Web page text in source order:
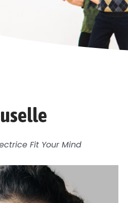
Fit Your Mind